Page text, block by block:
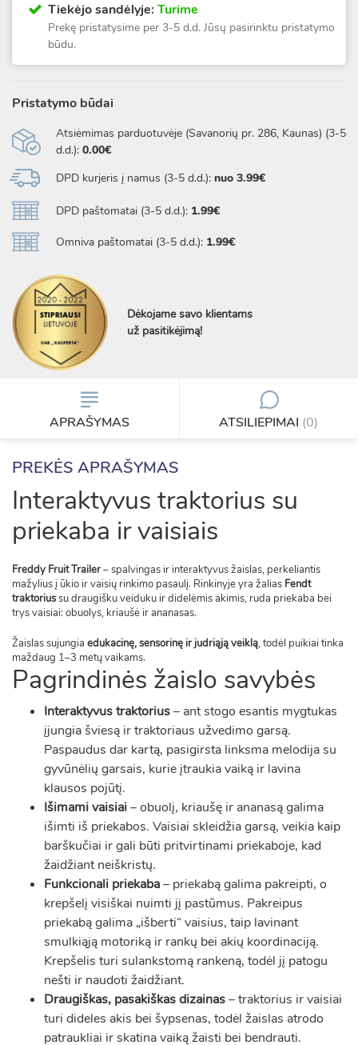
Tiekėjo sandėlyje: Turime
Prekę pristatysime per 3-5 d.d. Jūsų pasirinktu pristatymo
būdu.
Pristatymo būdai
Atsiėmimas parduotuvėje (Savanorių pr. 286, Kaunas) (3-5
d.d.): 0.00€
DPD kurjeris į namus (3-5 d.d.): nuo 3.99€
DPD paštomatai (3-5 d.d.): 1.99€
Omniva paštomatai (3-5 d.d.): 1.99€
Dėkojame savo klientams
už pasitikėjimą!
APRAŠYMAS ATSILIEPIMAI (0)
PREKĖS APRAŠYMAS
Interaktyvus traktorius su
priekaba ir vaisiais
Freddy Fruit Trailer– spalvingas ir interaktyvus žaislas, perkeliantis
mažylius į ūkio ir vaisių rinkimo pasaulį. Rinkinyje yra žalias Fendt
traktoriussu draugišku veiduku ir didelėmis akimis, ruda priekaba bei
trys vaisiai: obuolys, kriaušė ir ananasas.
Žaislas sujungia edukacinę, sensorinę ir judriąją veiklą, todėl puikiai tinka
maždaug 1–3 metų vaikams.
Pagrindinės žaislo savybės
Interaktyvus traktorius– ant stogo esantis mygtukas
įjungia šviesą ir traktoriaus užvedimo garsą.
Paspaudus dar kartą, pasigirsta linksma melodija su
gyvūnėlių garsais, kurie įtraukia vaiką ir lavina
klausos pojūtį.
Išimami vaisiai– obuolį, kriaušę ir ananasą galima
išimti iš priekabos. Vaisiai skleidžia garsą, veikia kaip
barškučiai ir gali būti pritvirtinami priekaboje, kad
žaidžiant neiškristų.
Funkcionali priekaba– priekabą galima pakreipti, o
krepšelį visiškai nuimti jį pastūmus. Pakreipus
priekabą galima „išberti“ vaisius, taip lavinant
smulkiąją motoriką ir rankų bei akių koordinaciją.
Krepšelis turi sulankstomą rankeną, todėl jį patogu
nešti ir naudoti žaidžiant.
Draugiškas, pasakiškas dizainas– traktorius ir vaisiai
turi dideles akis bei šypsenas, todėl žaislas atrodo
patraukliai ir skatina vaiką žaisti bei bendrauti.